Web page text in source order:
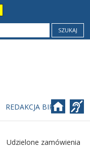
SZUKAJ
REDAKCJA BIP
Udzielone zamówienia